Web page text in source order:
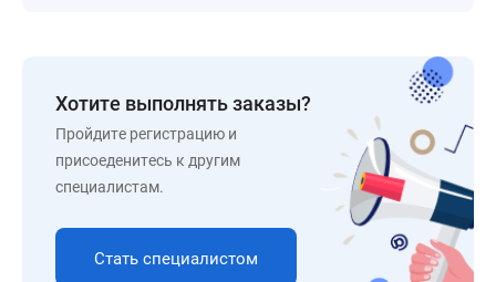
Хотите выполнять заказы?
Пройдите регистрацию и
присоеденитесь к другим
специалистам.
Стать специалистом